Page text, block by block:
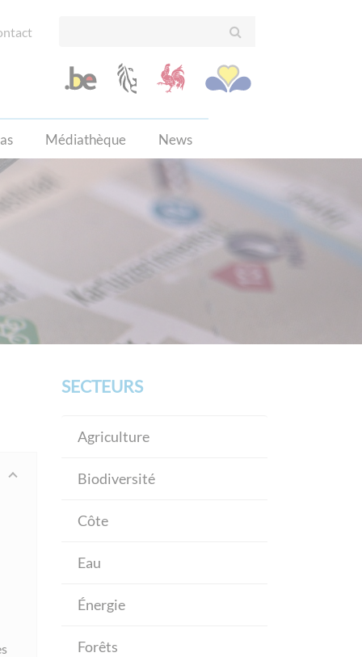
Médiathèque News
SECTEURS
Agriculture
Biodiversité
Côte
Eau
Énergie
Forêts